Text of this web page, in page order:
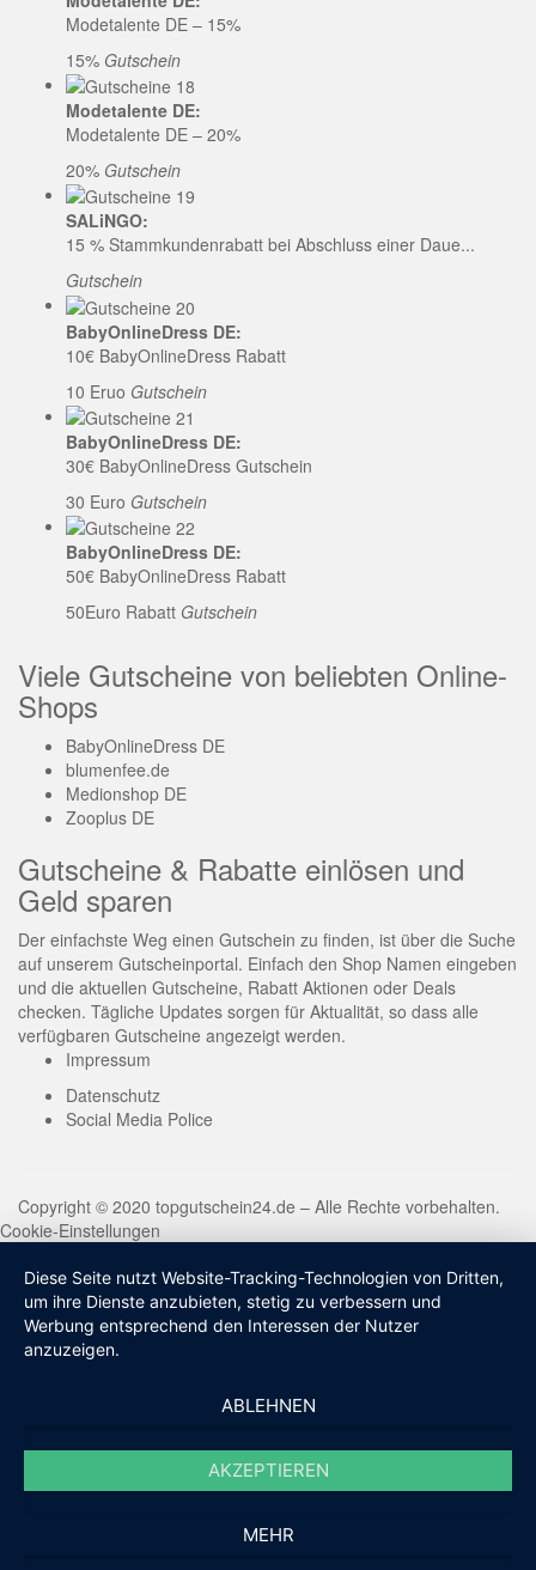
Modetalente DE – 15%
15% Gutschein
Modetalente DE:
Modetalente DE – 20%
20% Gutschein
SALiNGO:
15 % Stammkundenrabatt bei Abschluss einer Daue...
Gutschein
BabyOnlineDress DE:
10€ BabyOnlineDress Rabatt
10 Eruo Gutschein
BabyOnlineDress DE:
30€ BabyOnlineDress Gutschein
30 Euro Gutschein
BabyOnlineDress DE:
50€ BabyOnlineDress Rabatt
50Euro Rabatt Gutschein
Viele Gutscheine von beliebten Online-
Shops
BabyOnlineDress DE
blumenfee.de
Medionshop DE
Zooplus DE
Gutscheine & Rabatte einlösen und
Geld sparen
Der einfachste Weg einen Gutschein zu finden, ist über die Suche
auf unserem Gutscheinportal. Einfach den Shop Namen eingeben
und die aktuellen Gutscheine, Rabatt Aktionen oder Deals
checken. Tägliche Updates sorgen für Aktualität, so dass alle
verfügbaren Gutscheine angezeigt werden.
Impressum
Datenschutz
Social Media Police
Copyright © 2020 topgutschein24.de – Alle Rechte vorbehalten.
Cookie-Einstellungen
Diese Seite nutzt Website-Tracking-Technologien von Dritten,
um ihre Dienste anzubieten, stetig zu verbessern und
Werbung entsprechend den Interessen der Nutzer
anzuzeigen.
ABLEHNEN
AKZEPTIEREN
MEHR